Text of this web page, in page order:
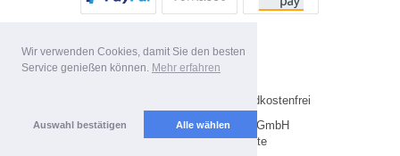
Wir verwenden Cookies, damit Sie den besten
Service genießen können. Mehr erfahren
Auswahl bestätigen Alle wählen
* Alle Preise inkl. MwSt. Versandkostenfrei
Copyright 2026 by Future-X GmbH
Mobile Shop by Shopgate